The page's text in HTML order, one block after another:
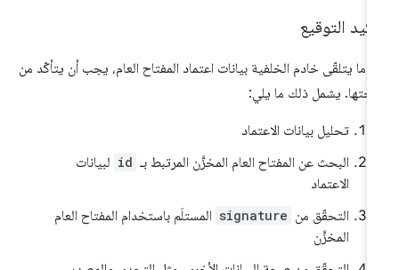
التوقيع
يتلقّى خادم الخلفية بيانات اعتماد المفتاح العام، يجب أن يتأكّد من
يشمل ذلك ما يلي:
تحليل بيانات الاعتماد
البحث عن المفتاح العام المخزَّن المرتبط بـ id لبيانات
الاعتماد
التحقّق من signature المستلَم باستخدام المفتاح العام
المخزَّن